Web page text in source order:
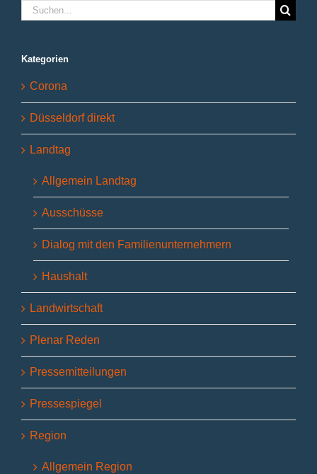
Suche
nach:
Kategorien
Corona
Düsseldorf direkt
Landtag
Allgemein Landtag
Ausschüsse
Dialog mit den Familienunternehmern
Haushalt
Landwirtschaft
Plenar Reden
Pressemitteilungen
Pressespiegel
Region
Allgemein Region